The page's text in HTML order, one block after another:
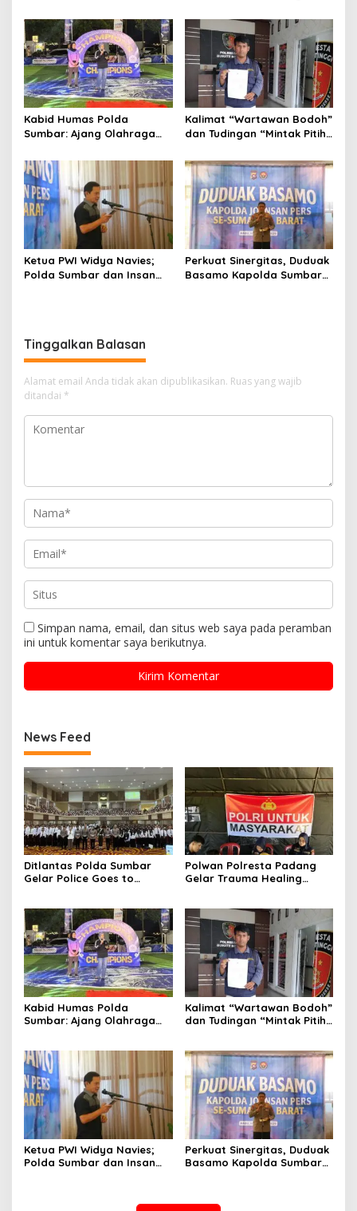
3.000 Mahasiswa Baru
Tertib Berlalu Lintas
Banjir di Surau Gadang
Kabid Humas Polda
Sumbar: Ajang Olahraga
Perekat Persaudaraan dan
Kamtibmas
Kalimat “Wartawan Bodoh”
dan Tudingan “Mintak Pitih”
Affa Adicitta ke Polresta
Bukittinggi
Ketua PWI Widya Navies;
Polda Sumbar dan Insan
Perkuat Sinergitas, Duduak
Basamo Kapolda Sumbar
Tinggalkan Balasan
Alamat email Anda tidak akan dipublikasikan. Ruas yang wajib
ditandai *
Simpan nama, email, dan situs web saya pada peramban
ini untuk komentar saya berikutnya.
News Feed
Ditlantas Polda Sumbar
Gelar Police Goes to
Tertib Berlalu Lintas
Polwan Polresta Padang
Gelar Trauma Healing
Kabid Humas Polda
Sumbar: Ajang Olahraga
Kamtibmas
Kalimat “Wartawan Bodoh”
dan Tudingan “Mintak Pitih”
Bukittinggi
Ketua PWI Widya Navies;
Polda Sumbar dan Insan
Perkuat Sinergitas, Duduak
Basamo Kapolda Sumbar